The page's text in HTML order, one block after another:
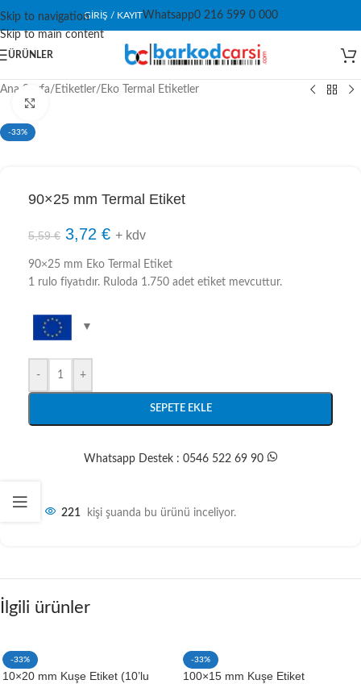
Skip to navigation
Skip to main content
GIRIŞ / KAYITWhatsapp0 216 599 0 000
ÜRÜNLER
Ana Sayfa/ Etiketler/ Eko Termal Etiketler
-33%
90×25 mm Termal Etiket
5,59€ 3,72 € + kdv
90×25 mm Eko Termal Etiket
1 rulo fiyatıdır. Ruloda 1.750 adet etiket mevcuttur.
- +
SEPETE EKLE
Whatsapp Destek : 0546 522 69 90
221 kişi şuanda bu ürünü inceliyor.
İlgili ürünler
-33%
10×20 mm Kuşe Etiket (10’lu
-33%
100×15 mm Kuşe Etiket